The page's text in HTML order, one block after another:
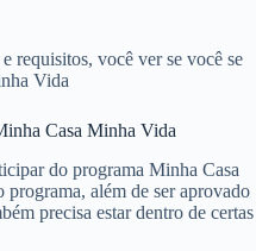
requisitos, você ver se você se
Vida
Casa Minha Vida
do programa Minha Casa
além de ser aprovado
precisa estar dentro de certas